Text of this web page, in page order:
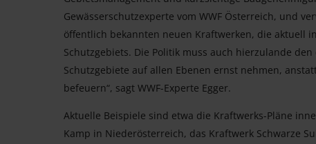
Gewässerschutzexperte vom WWF Österreich, und
öffentlich bekannten neuen Kraftwerken, die aktuell
Schutzgebiets. Die Politik muss auch hierzulande
Schutzgebiete auf allen Ebenen ernst nehmen,
befeuern“, sagt WWF-Experte Egger.
Aktuelle Beispiele sind etwa die Kraftwerks-Pläne
Kamp in Niederösterreich, das Kraftwerk Schwarze